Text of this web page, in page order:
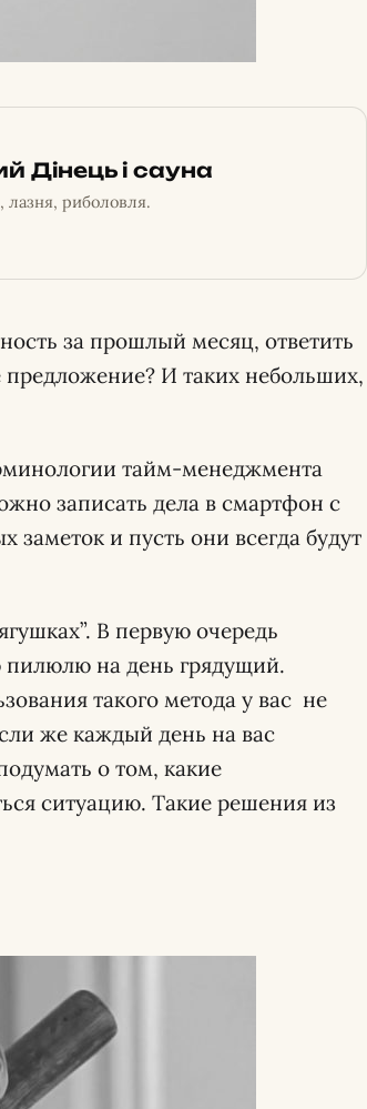
Дінець і сауна
лазня, риболовля.
за прошлый месяц, ответить
предложение? И таких небольших,
тайм-менеджмента
записать дела в смартфон с
и пусть они всегда будут
В первую очередь
пилюлю на день грядущий.
такого метода у вас не
же каждый день на вас
о том, какие
ситуацию. Такие решения из